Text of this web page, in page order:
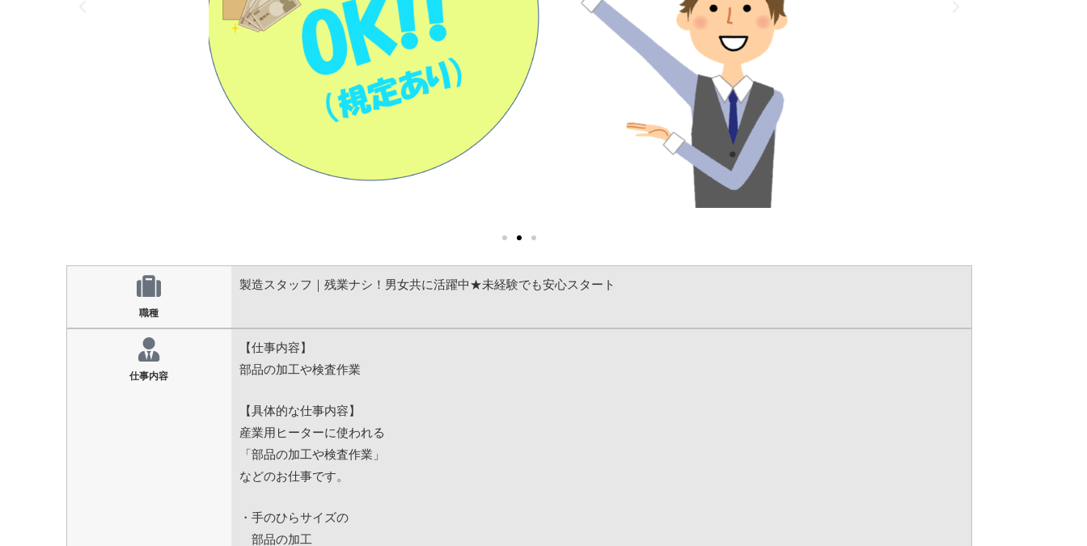
職種
製造スタッフ｜残業ナシ！男女共に活躍中★未経験でも安心スタート
仕事内容
【仕事内容】
部品の加工や検査作業
【具体的な仕事内容】
産業用ヒーターに使われる
「部品の加工や検査作業」
などのお仕事です。
・手のひらサイズの
部品の加工